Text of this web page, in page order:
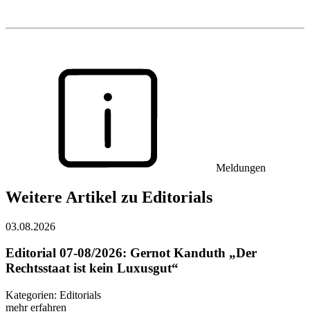
Meldungen
Weitere Artikel zu Editorials
03.08.2026
Editorial 07-08/2026: Gernot Kanduth „Der
Rechtsstaat ist kein Luxusgut“
Kategorien: Editorials
mehr erfahren